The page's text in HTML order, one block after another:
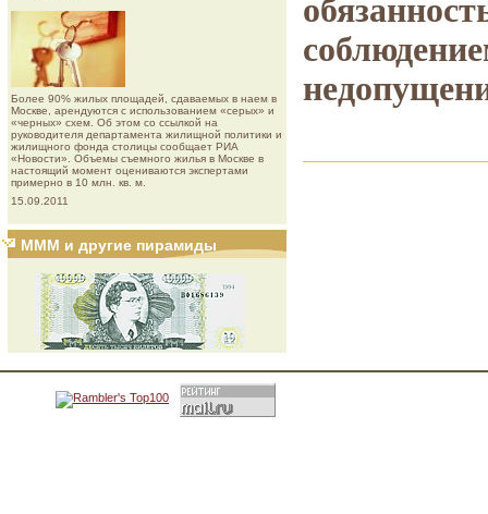
Более 90% жилых площадей, сдаваемых в наем в
Москве, арендуются с использованием «серых» и
«черных» схем. Об этом со ссылкой на
руководителя департамента жилищной политики и
жилищного фонда столицы сообщает РИА
«Новости». Объемы съемного жилья в Москве в
настоящий момент оцениваются экспертами
примерно в 10 млн. кв. м.
15.09.2011
МММ и другие пирамиды